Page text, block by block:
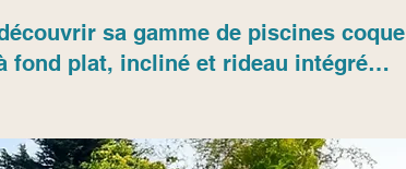
sa gamme de piscines coque
fond plat, incliné et rideau intégré…